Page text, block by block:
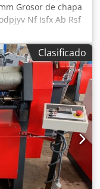
Grosor de chapa
Nf Isfx Ab Rsf
mínimo de
5 m/min Potencia
aprox. 4.000 kg
Equipamiento: -
endurecidos por
trasero - Bastidor
de acero (ST-52) -
asimétrico -
Rodillos centrales
transmisión
por dientes -
- Indicador
motorizado
Clasificado